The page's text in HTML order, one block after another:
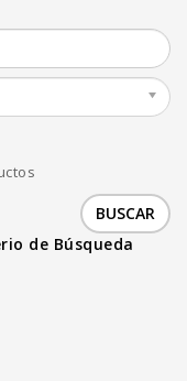
de Búsqueda